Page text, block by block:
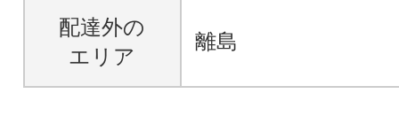
配達外の
エリア
離島